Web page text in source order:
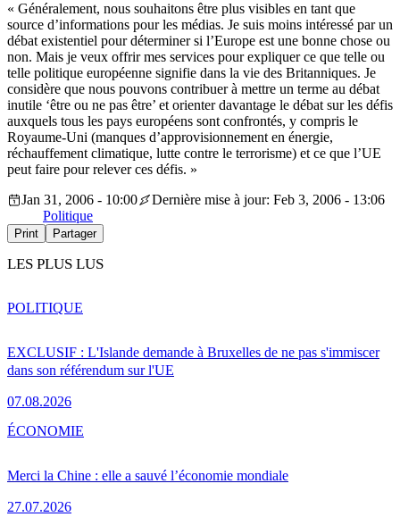
« Généralement, nous souhaitons être plus visibles en tant que
source d’informations pour les médias. Je suis moins intéressé par un
débat existentiel pour déterminer si l’Europe est une bonne chose ou
non. Mais je veux offrir mes services pour expliquer ce que telle ou
telle politique européenne signifie dans la vie des Britanniques. Je
considère que nous pouvons contribuer à mettre un terme au débat
inutile ‘être ou ne pas être’ et orienter davantage le débat sur les défis
auxquels tous les pays européens sont confrontés, y compris le
Royaume-Uni (manques d’approvisionnement en énergie,
réchauffement climatique, lutte contre le terrorisme) et ce que l’UE
peut faire pour relever ces défis. »
Jan 31, 2006 - 10:00
Dernière mise à jour: Feb 3, 2006 - 13:06
Politique
Print Partager
LES PLUS LUS
EXCLUSIF : L'Islande demande à Bruxelles de ne pas s'immiscer
dans son référendum sur l'UE
07.08.2026
POLITIQUE
Merci la Chine : elle a sauvé l’économie mondiale
27.07.2026
ÉCONOMIE